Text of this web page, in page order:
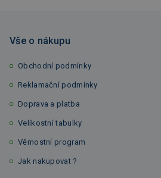
Vše o nákupu
Obchodní podmínky
Reklamační podmínky
Doprava a platba
Velikostní tabulky
Věrnostní program
Jak nakupovat ?